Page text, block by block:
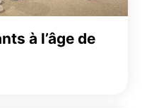
à l’âge de